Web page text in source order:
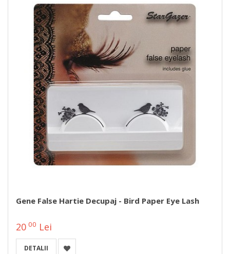
Gene False Hartie Decupaj - Bird Paper Eye Lash
20 00 Lei
DETALII